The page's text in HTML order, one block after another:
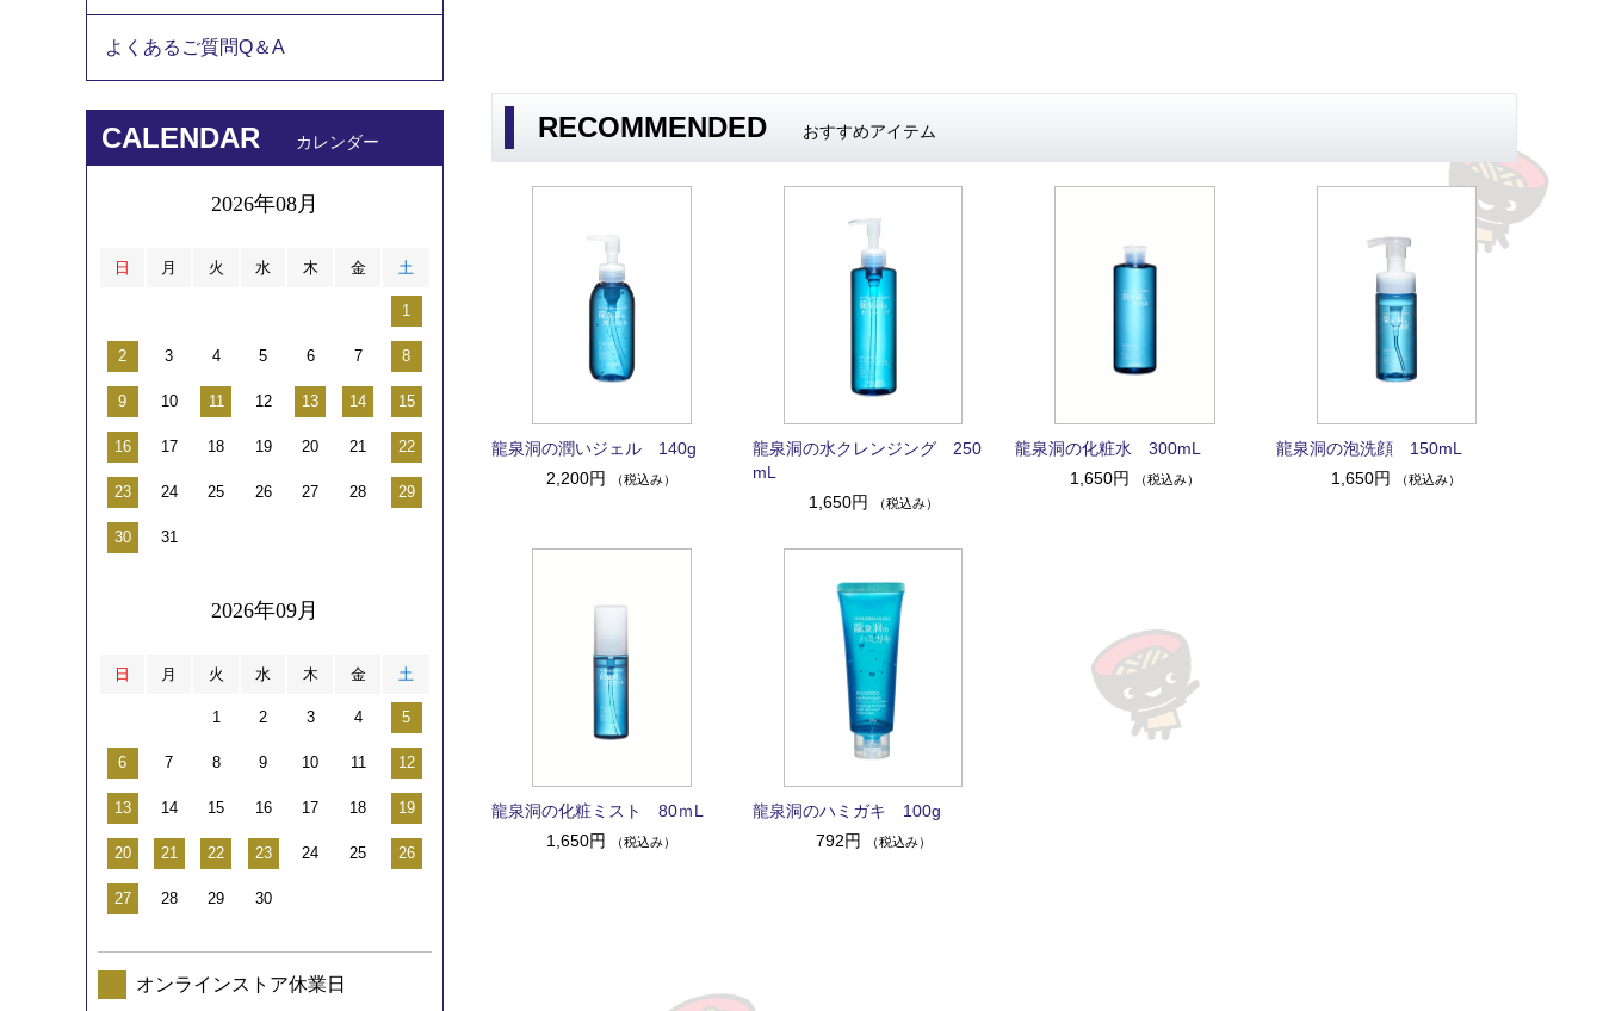
RECOMMENDED おすすめアイテム
龍泉洞の潤いジェル 140g
2,200円
（税込み）
龍泉洞の水クレンジング 250
mL
1,650円
（税込み）
龍泉洞の化粧水 300mL
1,650円
（税込み）
龍泉洞の泡洗顔 150mL
1,650円
（税込み）
龍泉洞の化粧ミスト 80ｍL
1,650円
（税込み）
龍泉洞のハミガキ 100g
792円
（税込み）
よくあるご質問Q＆A
CALENDAR カレンダー
2026年08月
日 月 火 水 木 金 土
1
2 3 4 5 6 7 8
9 10 11 12 13 14 15
16 17 18 19 20 21 22
23 24 25 26 27 28 29
30 31
2026年09月
日 月 火 水 木 金 土
1 2 3 4 5
6 7 8 9 10 11 12
13 14 15 16 17 18 19
20 21 22 23 24 25 26
27 28 29 30
オンラインストア休業日